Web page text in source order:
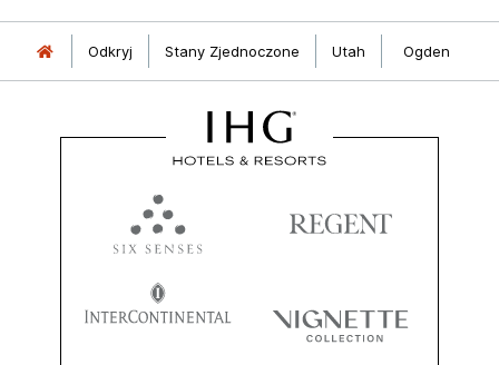
Odkryj Stany Zjednoczone Utah Ogden